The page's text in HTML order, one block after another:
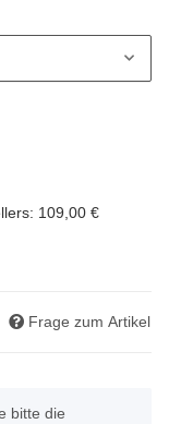
: 109,00 €
Frage zum Artikel
bitte die